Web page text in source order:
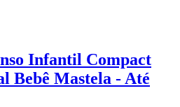
Infantil Compact
Bebê Mastela - Até